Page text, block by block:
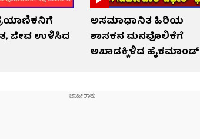
ಜೀವ ಉಳಿಸಿದ
ಅಸಮಾಧಾನಿತ ಹಿರಿಯ
ಶಾಸಕನ ಮನವೊಲಿಕೆಗೆ
ಅಖಾಡಕ್ಕಿಳಿದ ಹೈಕಮಾಂಡ್